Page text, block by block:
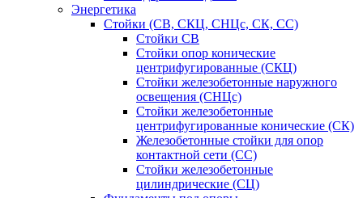
Энергетика
Стойки (СВ, СКЦ, СНЦс, СК, СС)
Стойки СВ
Стойки опор конические
центрифугированные (СКЦ)
Стойки железобетонные наружного
освещения (СНЦс)
Стойки железобетонные
центрифугированные конические (СК)
Железобетонные стойки для опор
контактной сети (СС)
Стойки железобетонные
цилиндрические (СЦ)